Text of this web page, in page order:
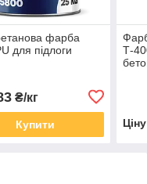
фарба
для підлоги
₴/кг
Купити
Т-